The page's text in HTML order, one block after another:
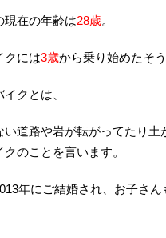
現在の年齢は28歳。
クには3歳から乗り始めたそう
クとは、
い道路や岩が転がってたり
のことを言います。
年にご結婚され、お子さん